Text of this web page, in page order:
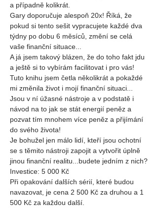
a případně kolikrát.
Gary doporučuje alespoň 20x! Říká, že
pokud si tento sešit vypracujete každé dva
týdny po dobu 6 měsíců, změní se celá
vaše finanční situace...
A já jsem takový blázen, že do toho fakt jdu
a ještě si to vybírám facilitovat i pro vás!
Tuto knihu jsem četla několikrát a pokaždé
mi změnila život i mojí finanční situaci...
Jsou v ní úžasné nástroje a v podstatě i
návod na to jak se stát energií peněz a
pozvat tím mnohem více peněz a přijímání
do svého života!
Je bohužel jen málo lidí, kteří jsou ochotní
se s těmito nástroji zapojit a vytvořit úplně
jinou finanční realitu...budete jedním z nich?
Investice: 5 000 Kč
Při opakování dalších sérií, které budou
navazovat, je cena 2 500 Kč za druhou a 1
500 Kč za každou další.